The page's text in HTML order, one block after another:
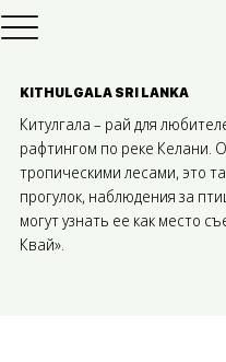
KITHULGALA SRI LANKA
Китулгала – рай для
рафтингом по реке Келани.
тропическими лесами, это
прогулок, наблюдения за
могут узнать ее как место
Квай».